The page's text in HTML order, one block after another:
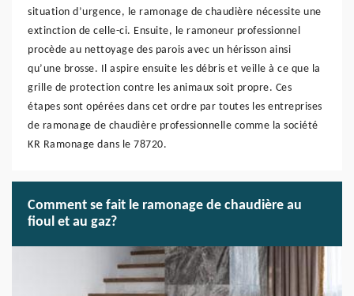
situation d’urgence, le ramonage de chaudière nécessite une
extinction de celle-ci. Ensuite, le ramoneur professionnel
procède au nettoyage des parois avec un hérisson ainsi
qu’une brosse. Il aspire ensuite les débris et veille à ce que la
grille de protection contre les animaux soit propre. Ces
étapes sont opérées dans cet ordre par toutes les entreprises
de ramonage de chaudière professionnelle comme la société
KR Ramonage dans le 78720.
Comment se fait le ramonage de chaudière au
fioul et au gaz?